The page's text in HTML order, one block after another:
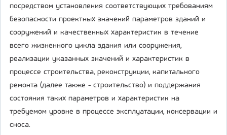
посредством установления соответствующих требованиям
безопасности проектных значений параметров зданий и
сооружений и качественных характеристик в течение
всего жизненного цикла здания или сооружения,
реализации указанных значений и характеристик в
процессе строительства, реконструкции, капитального
ремонта (далее также - строительство) и поддержания
состояния таких параметров и характеристик на
требуемом уровне в процессе эксплуатации, консервации и
сноса.